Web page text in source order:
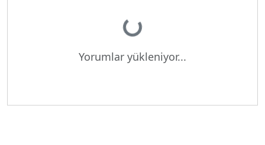
Yükleniyor...
Yorumlar yükleniyor...